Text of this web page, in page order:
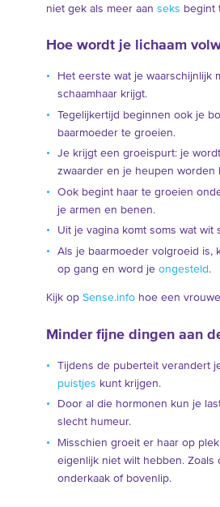
niet gek als meer aan seks begint
Hoe wordt je lichaam
Het eerste wat je waarschijnlijk
schaamhaar krijgt.
Tegelijkertijd beginnen ook je
baarmoeder te groeien.
Je krijgt een groeispurt: je
zwaarder en je heupen worden
Ook begint haar te groeien
je armen en benen.
Uit je vagina komt soms wat wit
Als je baarmoeder volgroeid is,
op gang en word je ongesteld .
Kijk op Sense.infohoe een
Minder fijne dingen aan
Tijdens de puberteit verandert
puistjes kunt krijgen.
Door al die hormonen kun je
slecht humeur.
Misschien groeit er haar op
eigenlijk niet wilt hebben. Zoals
onderkaak of bovenlip.